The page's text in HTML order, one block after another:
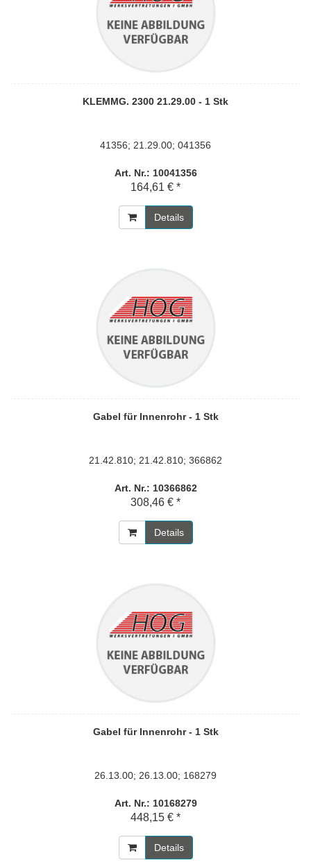
KLEMMG. 2300 21.29.00 - 1 Stk
41356; 21.29.00; 041356
Art. Nr.: 10041356
164,61 € *
Details
Gabel für Innenrohr - 1 Stk
21.42.810; 21.42.810; 366862
Art. Nr.: 10366862
308,46 € *
Details
Gabel für Innenrohr - 1 Stk
26.13.00; 26.13.00; 168279
Art. Nr.: 10168279
448,15 € *
Details